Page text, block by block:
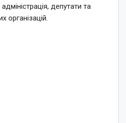
депутати та
організацій.